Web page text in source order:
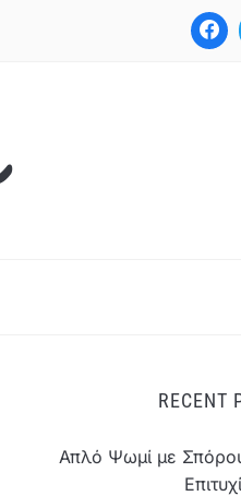
RECENT
Απλό Ψωμί με